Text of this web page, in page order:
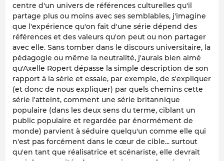
centre d'un univers de références culturelles qu'il
partage plus ou moins avec ses semblables, j'imagine
que l'expérience qu'on fait d'une série dépend des
références et des valeurs qu'on peut ou non partager
avec elle. Sans tomber dans le discours universitaire, la
pédagogie ou même la neutralité, j'aurais bien aimé
qu'Axelle Ropert dépasse la simple description de son
rapport à la série et essaie, par exemple, de s'expliquer
(et donc de nous expliquer) par quels chemins cette
série l'atteint, comment une série britannique
populaire (dans les deux sens du terme, ciblant un
public populaire et regardée par énormément de
monde) parvient à séduire quelqu'un comme elle qui
n'est pas forcément dans le cœur de cible... surtout
qu'en tant que réalisatrice et scénariste, elle devrait